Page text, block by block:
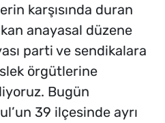
karşısında duran
anayasal düzene
parti ve sendikalara
örgütlerine
Bugün
39 ilçesinde ayrı